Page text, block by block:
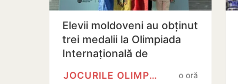
Elevii moldoveni au obținut
trei medalii la Olimpiada
Internațională de
o oră
JOCURILE OLIMPICE